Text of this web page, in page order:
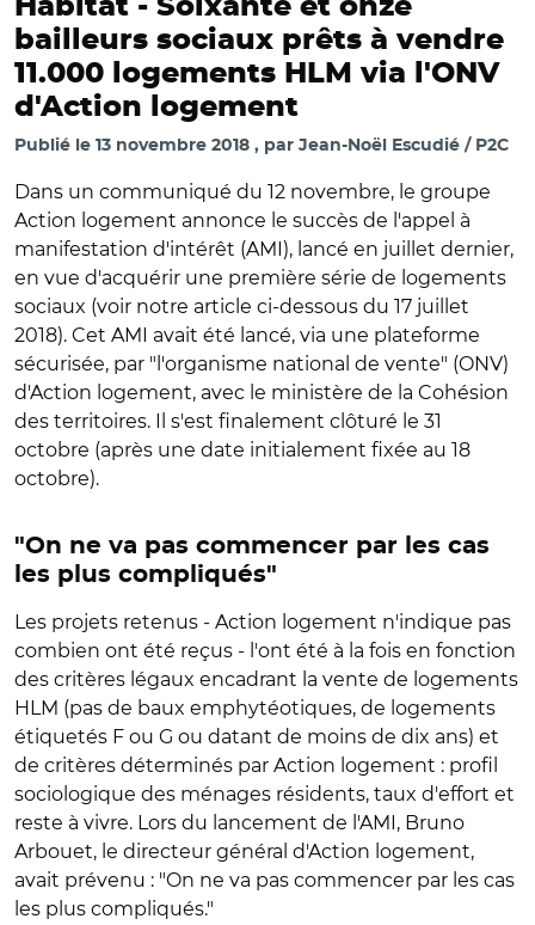
Habitat - Soixante et onze
bailleurs sociaux prêts à vendre
11.000 logements HLM via l'ONV
d'Action logement
Publié le 13 novembre 2018 par Jean-Noël Escudié / P2C
Dans un communiqué du 12 novembre, le groupe
Action logement annonce le succès de l'appel à
manifestation d'intérêt (AMI), lancé en juillet dernier,
en vue d'acquérir une première série de logements
sociaux (voir notre article ci-dessous du 17 juillet
2018). Cet AMI avait été lancé, via une plateforme
sécurisée, par "l'organisme national de vente" (ONV)
d'Action logement, avec le ministère de la Cohésion
des territoires. Il s'est finalement clôturé le 31
octobre (après une date initialement fixée au 18
octobre).
"On ne va pas commencer par les cas
les plus compliqués"
Les projets retenus - Action logement n'indique pas
combien ont été reçus - l'ont été à la fois en fonction
des critères légaux encadrant la vente de logements
HLM (pas de baux emphytéotiques, de logements
étiquetés F ou G ou datant de moins de dix ans) et
de critères déterminés par Action logement : profil
sociologique des ménages résidents, taux d'effort et
reste à vivre. Lors du lancement de l'AMI, Bruno
Arbouet, le directeur général d'Action logement,
avait prévenu : "On ne va pas commencer par les cas
les plus compliqués."